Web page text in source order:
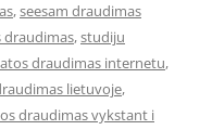
,seesam draudimas
draudimas,studiju
draudimas internetu,
lietuvoje,
draudimas vykstant i